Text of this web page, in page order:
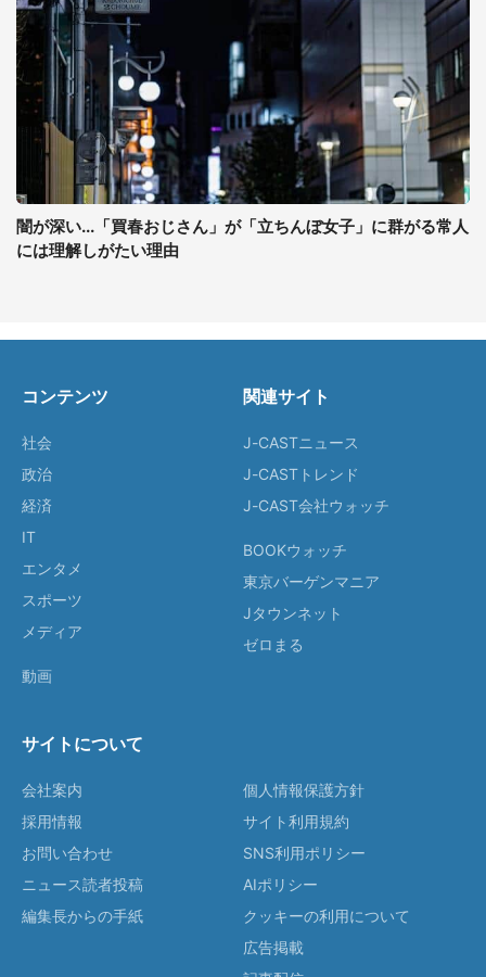
闇が深い...「買春おじさん」が「立ちんぼ女子」に群がる常人
には理解しがたい理由
コンテンツ
社会
政治
経済
IT
エンタメ
スポーツ
メディア
動画
関連サイト
J-CASTニュース
J-CASTトレンド
J-CAST会社ウォッチ
BOOKウォッチ
東京バーゲンマニア
Jタウンネット
ゼロまる
サイトについて
会社案内
採用情報
お問い合わせ
ニュース読者投稿
編集長からの手紙
個人情報保護方針
サイト利用規約
SNS利用ポリシー
AIポリシー
クッキーの利用について
広告掲載